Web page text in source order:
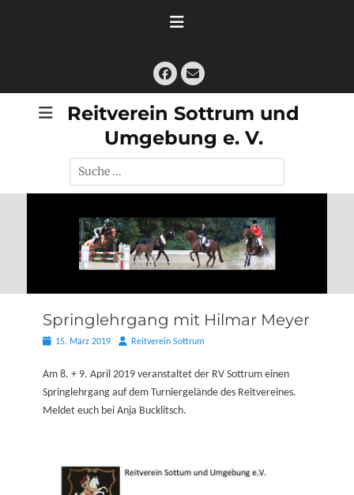
Facebook
E-
Mail
Reitverein Sottrum und
Umgebung e. V.
Suche
nach:
Springlehrgang mit Hilmar Meyer
Posted15. März 2019 AutorReitverein Sottrum
Am 8. + 9. April 2019 veranstaltet der RV Sottrum einen
Springlehrgang auf dem Turniergelände des Reitvereines.
Meldet euch bei Anja Bucklitsch.